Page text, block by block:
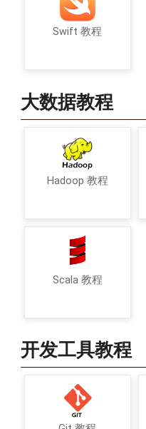
Swift 教程
大数据教程
Hadoop 教程
Scala 教程
开发工具教程